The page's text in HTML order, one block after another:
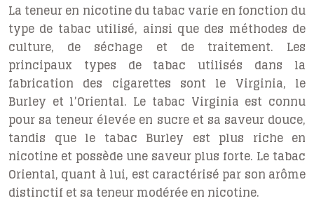
La teneur en nicotine du tabac varie en fonction du
type de tabac utilisé, ainsi que des méthodes de
culture, de séchage et de traitement. Les
principaux types de tabac utilisés dans la
fabrication des cigarettes sont le Virginia, le
Burley et l’Oriental. Le tabac Virginia est connu
pour sa teneur élevée en sucre et sa saveur douce,
tandis que le tabac Burley est plus riche en
nicotine et possède une saveur plus forte. Le tabac
Oriental, quant à lui, est caractérisé par son arôme
distinctif et sa teneur modérée en nicotine.